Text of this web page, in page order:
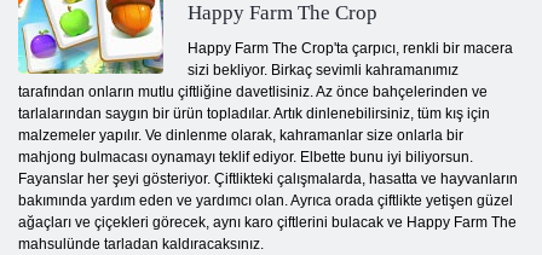
Happy Farm The Crop
Happy Farm The Crop'ta çarpıcı, renkli bir macera
sizi bekliyor. Birkaç sevimli kahramanımız
tarafından onların mutlu çiftliğine davetlisiniz. Az önce bahçelerinden ve
tarlalarından saygın bir ürün topladılar. Artık dinlenebilirsiniz, tüm kış için
malzemeler yapılır. Ve dinlenme olarak, kahramanlar size onlarla bir
mahjong bulmacası oynamayı teklif ediyor. Elbette bunu iyi biliyorsun.
Fayanslar her şeyi gösteriyor. Çiftlikteki çalışmalarda, hasatta ve hayvanların
bakımında yardım eden ve yardımcı olan. Ayrıca orada çiftlikte yetişen güzel
ağaçları ve çiçekleri görecek, aynı karo çiftlerini bulacak ve Happy Farm The
mahsulünde tarladan kaldıracaksınız.